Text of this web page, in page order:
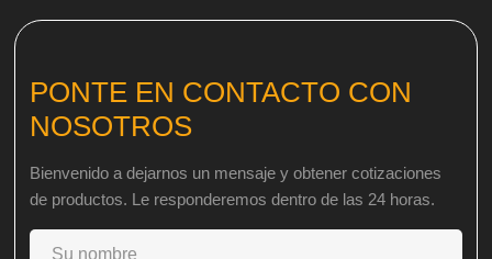
PONTE EN CONTACTO CON
NOSOTROS
Bienvenido a dejarnos un mensaje y obtener cotizaciones
de productos. Le responderemos dentro de las 24 horas.